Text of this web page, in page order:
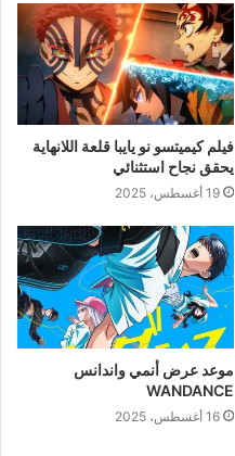
فيلم كيميتسو نو يايبا قلعة اللانهاية
يحقق نجاح استثنائي
19 أغسطس، 2025
موعد عرض أنمي واندانس
WANDANCE
16 أغسطس، 2025